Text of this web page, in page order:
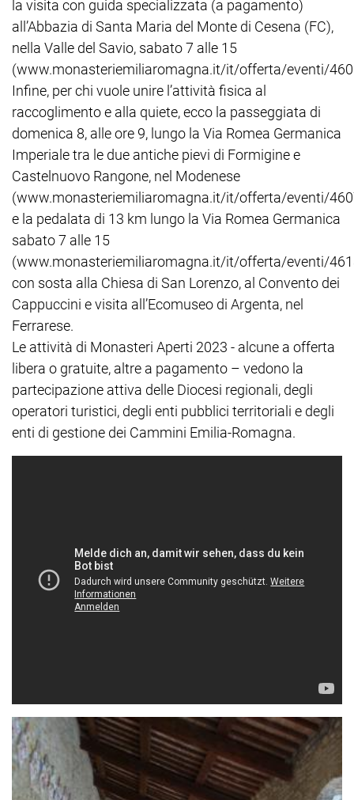
la visita con guida specializzata (a pagamento)
all’Abbazia di Santa Maria del Monte di Cesena (FC),
nella Valle del Savio, sabato 7 alle 15
(www.monasteriemiliaromagna.it/it/offerta/eventi/
Infine, per chi vuole unire l’attività fisica al
raccoglimento e alla quiete, ecco la passeggiata di
domenica 8, alle ore 9, lungo la Via Romea Germanica
Imperiale tra le due antiche pievi di Formigine e
Castelnuovo Rangone, nel Modenese
(www.monasteriemiliaromagna.it/it/offerta/eventi/
e la pedalata di 13 km lungo la Via Romea Germanica
sabato 7 alle 15
(www.monasteriemiliaromagna.it/it/offerta/eventi/
con sosta alla Chiesa di San Lorenzo, al Convento dei
Cappuccini e visita all’Ecomuseo di Argenta, nel
Ferrarese.
Le attività di Monasteri Aperti 2023 - alcune a offerta
libera o gratuite, altre a pagamento – vedono la
partecipazione attiva delle Diocesi regionali, degli
operatori turistici, degli enti pubblici territoriali e degli
enti di gestione dei Cammini Emilia-Romagna.